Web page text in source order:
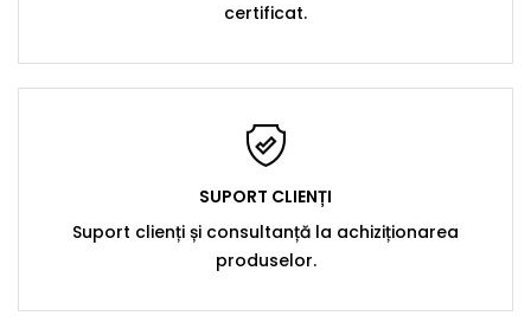
certificat.
SUPORT CLIENȚI
Suport clienți și consultanță la achiziționarea
produselor.